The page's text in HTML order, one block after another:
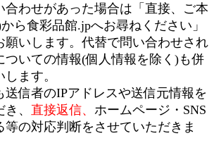
合わせがあった場合は「直接、ご本
ら食彩品館.jpへお尋ねください」
願いします。代替で問い合わせされ
ついての情報(個人情報を除く)も併
ます。
信者のIPアドレスや送信元情報を
、 直接返信、 ホームページ・SNS
等の対応判断をさせていただきま